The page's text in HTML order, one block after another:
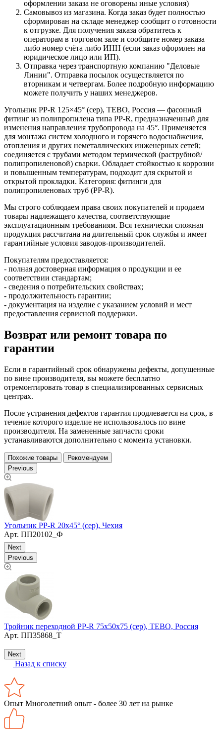
оформлении заказа не оговорены иные условия)
Самовывоз из магазина. Когда заказ будет полностью
сформирован на складе менеджер сообщит о готовности
к отгрузке. Для получения заказа обратитесь к
операторам в торговом зале и сообщите номер заказа
либо номер счёта либо ИНН (если заказ оформлен на
юридическое лицо или ИП).
Отправка через транспортную компанию "Деловые
Линии". Отправка посылок осуществляется по
вторникам и четвергам. Более подробную информацию
можете получить у наших менеджеров.
Угольник PP-R 125×45° (сер), TEBO, Россия — фасонный
фитинг из полипропилена типа PP‑R, предназначенный для
изменения направления трубопровода на 45°. Применяется
для монтажа систем холодного и горячего водоснабжения,
отопления и других неметаллических инженерных сетей;
соединяется с трубами методом термической (раструбной/
полипропиленовой) сварки. Обладает стойкостью к коррозии
и повышенным температурам, подходит для скрытой и
открытой прокладки. Категория: фитинги для
полипропиленовых труб (PP‑R).
Мы строго соблюдаем права своих покупателей и продаем
товары надлежащего качества, соответствующие
эксплуатационным требованиям. Вся технически сложная
продукция рассчитана на длительный срок службы и имеет
гарантийные условия заводов-производителей.
Покупателям предоставляется:
- полная достоверная информация о продукции и ее
соответствии стандартам;
- сведения о потребительских свойствах;
- продолжительность гарантии;
- документация на изделие с указанием условий и мест
предоставления сервисной поддержки.
Возврат или ремонт товара по
гарантии
Если в гарантийный срок обнаружены дефекты, допущенные
по вине производителя, вы можете бесплатно
отремонтировать товар в специализированных сервисных
центрах.
После устранения дефектов гарантия продлевается на срок, в
течение которого изделие не использовалось по вине
производителя. На замененные запчасти сроки
устанавливаются дополнительно с момента установки.
Похожие товары
Рекомендуем
Previous
Угольник PP-R 20х45° (сер), Чехия
Арт. ПП20102_Ф
Next
Previous
Тройник переходной PP-R 75х50х75 (сер), TEBO, Россия
Арт. ПП35868_Т
Next
Назад к списку
Опыт Многолетний опыт - более 30 лет на рынке